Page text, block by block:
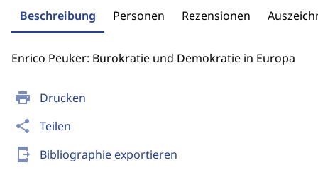
print Drucken
share Teilen
send_to_mobile Bibliographie exportieren
Beschreibung Personen Rezensionen
Enrico Peuker: Bürokratie und Demokratie in Europa